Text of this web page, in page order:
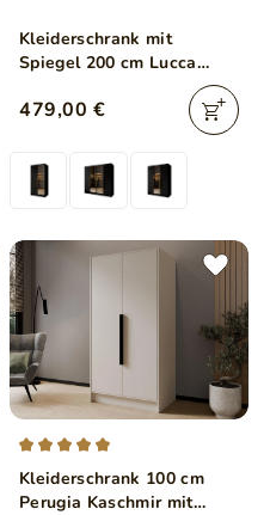
Kleiderschrank mit
Spiegel 200 cm Lucca
Schwarz mit goldenen
Griffen
479,00 €
Kleiderschrank 100 cm
Perugia Kaschmir mit